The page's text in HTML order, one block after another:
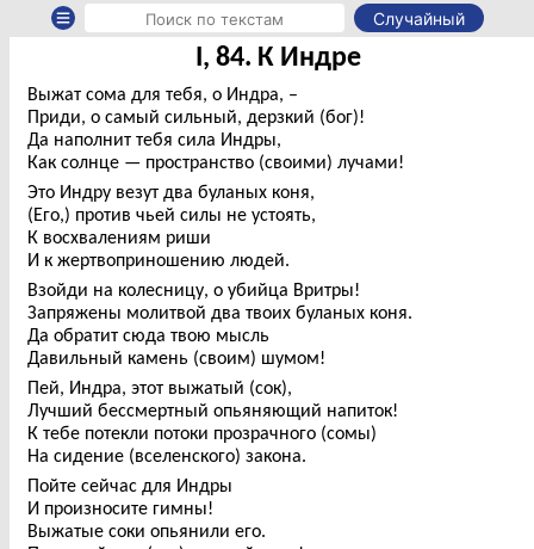
Случайный
I, 84. К Индре
Выжат сома для тебя, о Индра, –
Приди, о самый сильный, дерзкий (бог)!
Да наполнит тебя сила Индры,
Как солнце — пространство (своими) лучами!
Это Индру везут два буланых коня,
(Его,) против чьей силы не устоять,
К восхвалениям риши
И к жертвоприношению людей.
Взойди на колесницу, о убийца Вритры!
Запряжены молитвой два твоих буланых коня.
Да обратит сюда твою мысль
Давильный камень (своим) шумом!
Пей, Индра, этот выжатый (сок),
Лучший бессмертный опьяняющий напиток!
К тебе потекли потоки прозрачного (сомы)
На сидение (вселенского) закона.
Пойте сейчас для Индры
И произносите гимны!
Выжатые соки опьянили его.